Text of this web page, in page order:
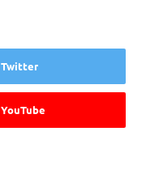
Twitter
YouTube